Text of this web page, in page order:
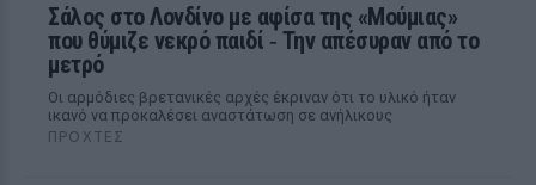
Σάλος στο Λονδίνο με αφίσα της «Μούμιας»
που θύμιζε νεκρό παιδί ‑ Την απέσυραν από το
μετρό
Οι αρμόδιες βρετανικές αρχές έκριναν ότι το υλικό ήταν
ικανό να προκαλέσει αναστάτωση σε ανήλικους
ΠΡΟΧΤΈΣ